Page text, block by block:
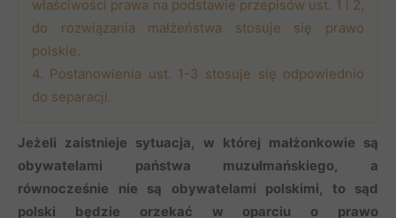
właściwości prawa na podstawie przepisów ust. 1 i 2,
do rozwiązania małżeństwa stosuje się prawo
polskie.
4. Postanowienia ust. 1-3 stosuje się odpowiednio
do separacji.
Jeżeli zaistnieje sytuacja, w której małżonkowie są
obywatelami państwa muzułmańskiego, a
równocześnie nie są obywatelami polskimi, to sąd
polski będzie orzekać w oparciu o prawo